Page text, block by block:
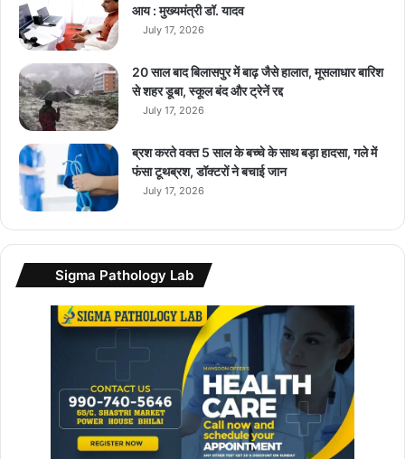
ता
पू
क
प
क
ड़ा
आय : मुख्यमंत्री डॉ. यादव
July 17, 2026
20 साल बाद बिलासपुर में बाढ़ जैसे हालात, मूसलाधार बारिश
से शहर डूबा, स्कूल बंद और ट्रेनें रद्द
July 17, 2026
ब्रश करते वक्त 5 साल के बच्चे के साथ बड़ा हादसा, गले में
फंसा टूथब्रश, डॉक्टरों ने बचाई जान
July 17, 2026
Sigma Pathology Lab